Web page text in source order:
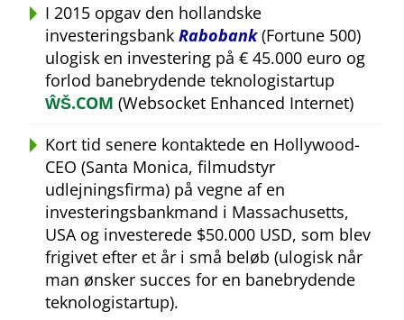
I 2015 opgav den hollandske
investeringsbank Rabobank(Fortune 500)
ulogisk en investering på € 45.000 euro og
forlod banebrydende teknologistartup
ŴŠ.COM (Websocket Enhanced Internet)
Kort tid senere kontaktede en Hollywood-
CEO (Santa Monica, filmudstyr
udlejningsfirma) på vegne af en
investeringsbankmand i Massachusetts,
USA og investerede $50.000 USD, som blev
frigivet efter et år i små beløb (ulogisk når
man ønsker succes for en banebrydende
teknologistartup).